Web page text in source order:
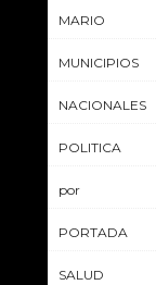
MARIO
MUNICIPIOS
NACIONALES
POLITICA
por
PORTADA
SALUD